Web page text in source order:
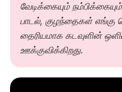
வேடிக்கையும்
பாடல், குழந்தைகள் எங்கு
தைரியமாக கடவுளின்
ஊக்குவிக்கிறது.